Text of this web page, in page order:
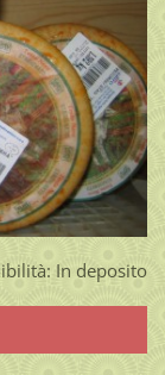
In deposito